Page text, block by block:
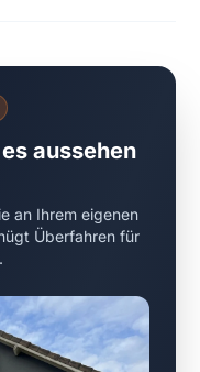
aussehen
an Ihrem eigenen
Überfahren für